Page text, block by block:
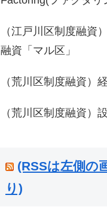
（江戸川区制度融資
融資「マル区」
（荒川区制度融資）
（荒川区制度融資）
(RSSは左側の
り)